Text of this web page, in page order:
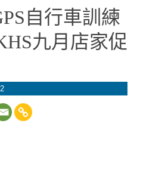
自行車訓練
九月店家促